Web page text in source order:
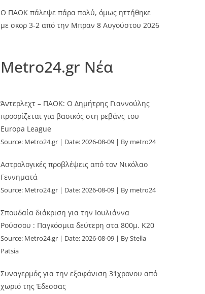
Ο ΠΑΟΚ πάλεψε πάρα πολύ, όμως ηττήθηκε
με σκορ 3-2 από την Μπραν 8 Αυγούστου 2026
Metro24.gr Νέα
Άντερλεχτ – ΠΑΟΚ: Ο Δημήτρης Γιαννούλης
προορίζεται για βασικός στη ρεβάνς του
Europa League
Source: Metro24.gr Date: 2026-08-09 By metro24
Αστρολογικές προβλέψεις από τον Νικόλαο
Γεννηματά
Source: Metro24.gr Date: 2026-08-09 By metro24
Σπουδαία διάκριση για την Ιουλιάννα
Ρούσσου : Παγκόσμια δεύτερη στα 800μ. Κ20
Source: Metro24.gr Date: 2026-08-09
By Stella
Patsia
Συναγερμός για την εξαφάνιση 31χρονου από
χωριό της Έδεσσας